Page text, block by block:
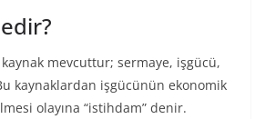
mevcuttur; sermaye, işgücü,
kaynaklardan işgücünün ekonomik
olayına “istihdam” denir.